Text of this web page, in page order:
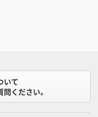
いて
ください。